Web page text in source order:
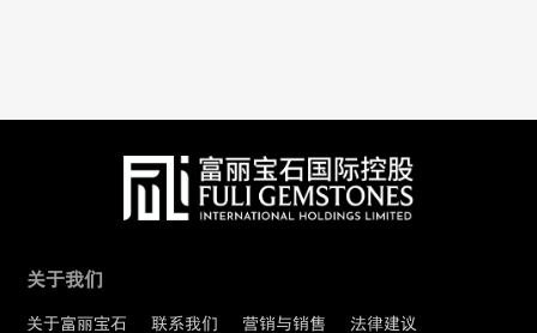
关于我们
关于富丽宝石 联系我们 营销与销售 法律建议